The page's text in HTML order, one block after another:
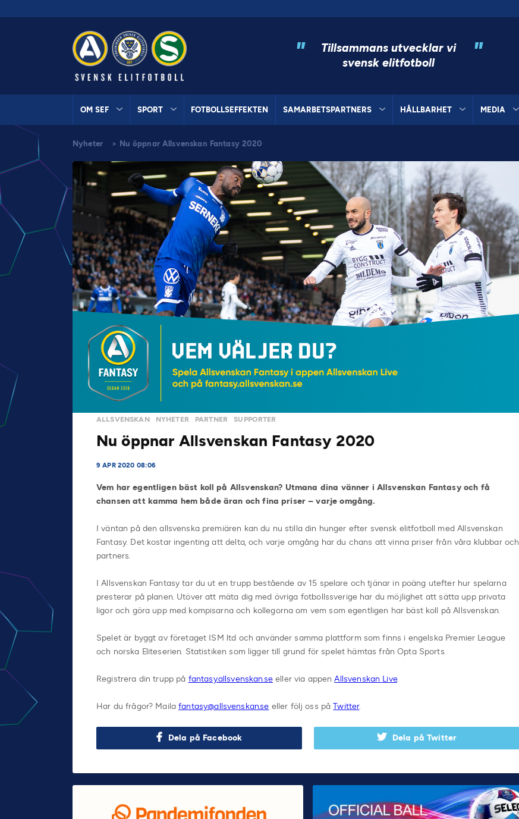
"
Tillsammans utvecklar vi
svensk elitfotboll
"
OM SEF SPORT FOTBOLLSEFFEKTEN SAMARBETSPARTNERS HÅLLBARHET MEDIA
Nyheter > Nu öppnar Allsvenskan Fantasy 2020
ALLSVENSKAN NYHETER PARTNER SUPPORTER
Nu öppnar Allsvenskan Fantasy 2020
9 APR 2020 08:06
Vem har egentligen bäst koll på Allsvenskan? Utmana dina vänner i Allsvenskan Fantasy och få
chansen att kamma hem både äran och fina priser – varje omgång.
I väntan på den allsvenska premiären kan du nu stilla din hunger efter svensk elitfotboll med Allsvenskan
Fantasy. Det kostar ingenting att delta, och varje omgång har du chans att vinna priser från våra klubbar och
partners.
I Allsvenskan Fantasy tar du ut en trupp bestående av 15 spelare och tjänar in poäng utefter hur spelarna
presterar på planen. Utöver att mäta dig med övriga fotbollssverige har du möjlighet att sätta upp privata
ligor och göra upp med kompisarna och kollegorna om vem som egentligen har bäst koll på Allsvenskan.
Spelet är byggt av företaget ISM ltd och använder samma plattform som finns i engelska Premier League
och norska Eliteserien. Statistiken som ligger till grund för spelet hämtas från Opta Sports.
Registrera din trupp på fantasy.allsvenskan.seeller via appenAllsvenskan Live.
Har du frågor? Mailafantasy@allsvenskan.se eller följ oss påTwitter.
Dela på Facebook Dela på Twitter